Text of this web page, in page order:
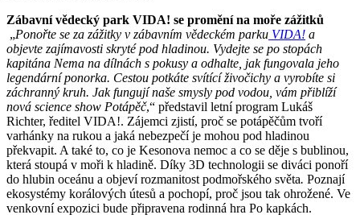
Zábavní vědecký park VIDA! se promění na moře zážitků
„Ponořte se za zážitky v zábavním vědeckém parku VIDA! a
objevte zajímavosti skryté pod hladinou. Vydejte se po stopách
kapitána Nema na dílnách s pokusy a odhalte, jak fungovala jeho
legendární ponorka. Cestou potkáte svítící živočichy a vyrobíte si
záchranný kruh. Jak fungují naše smysly pod vodou, vám přiblíží
nová science show Potápěč,“ představil letní program Lukáš
Richter, ředitel VIDA!. Zájemci zjistí, proč se potápěčům tvoří
varhánky na rukou a jaká nebezpečí je mohou pod hladinou
překvapit. A také to, co je Kesonova nemoc a co se děje s bublinou,
která stoupá v moři k hladině. Díky 3D technologii se diváci ponoří
do hlubin oceánu a objeví rozmanitost podmořského světa. Poznají
ekosystémy korálových útesů a pochopí, proč jsou tak ohrožené. Ve
venkovní expozici bude připravena rodinná hra Po kapkách.